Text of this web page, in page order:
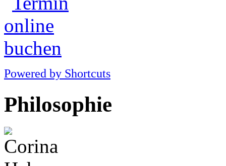
Powered by Shortcuts
Philosophie